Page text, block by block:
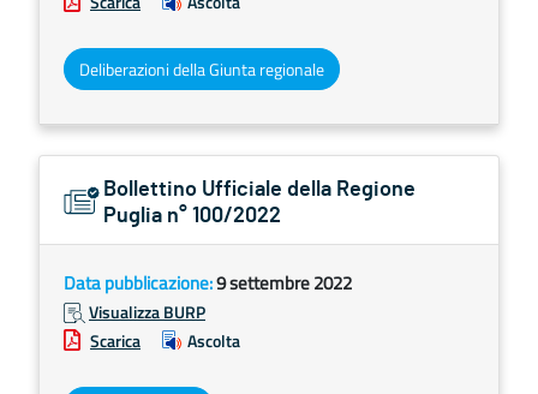
Deliberazioni della Giunta regionale
Bollettino Ufficiale della Regione
Puglia n° 100/2022
Data pubblicazione:9 settembre 2022
Visualizza BURP
Scarica
Ascolta